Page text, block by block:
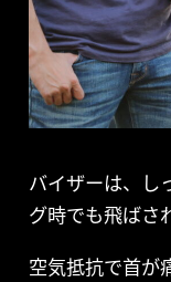
バイザーは、し
グ時でも飛ばさ
空気抵抗で首が